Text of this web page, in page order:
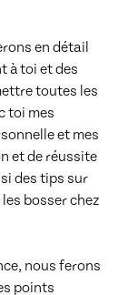
en détail
à toi et des
toutes les
toi mes
et mes
et de réussite
des tips sur
bosser chez
nous ferons
points